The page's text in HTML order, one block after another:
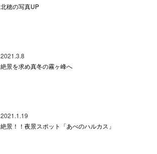
北穂の写真UP
2021.3.8
絶景を求め真冬の霧ヶ峰へ
2021.1.19
絶景！！夜景スポット「あべのハルカス」